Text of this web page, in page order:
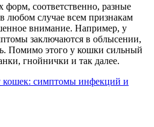
форм, соответственно, разные
любом случае всем признакам
внимание. Например, у
заключаются в облысении,
Помимо этого у кошки сильный
гнойнички и так далее.